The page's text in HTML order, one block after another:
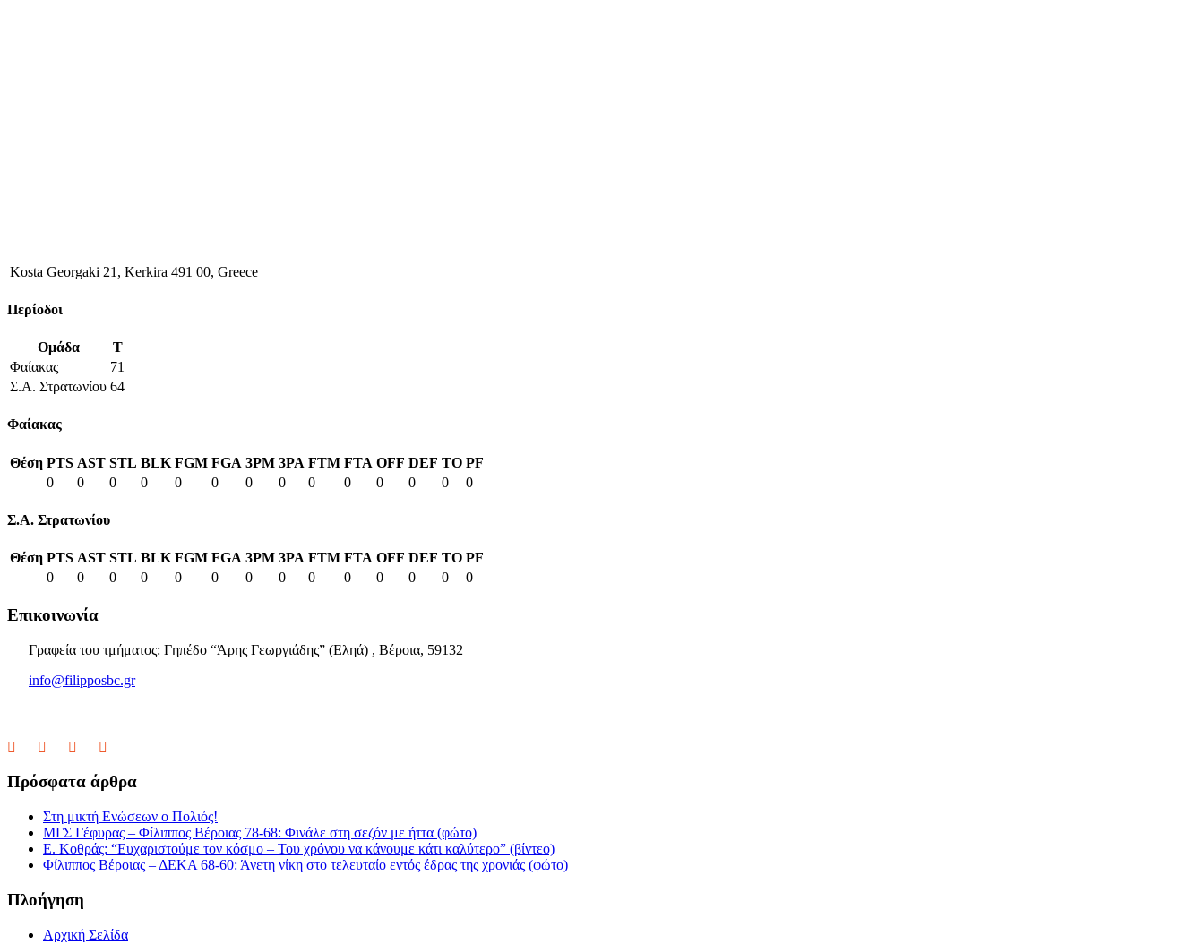
Kosta Georgaki 21, Kerkira 491 00, Greece
Περίοδοι
Ομάδα
T
Φαίακας
71
Σ.Α. Στρατωνίου 64
Φαίακας
Θέση PTS AST STL BLK FGM FGA 3PM 3PA FTM FTA OFF DEF TO PF
0
0 0 0 0 0 0 0 0 0 0 0 0 0
Σ.Α. Στρατωνίου
Θέση PTS AST STL BLK FGM FGA 3PM 3PA FTM FTA OFF DEF TO PF
0
0 0 0 0 0 0 0 0 0 0 0 0 0
Επικοινωνία
Γραφεία του τμήματος: Γηπέδο “Άρης Γεωργιάδης” (Εληά) , Βέροια, 59132
info@filipposbc.gr
Πρόσφατα άρθρα
Στη μικτή Ενώσεων ο Πολιός!
ΜΓΣ Γέφυρας – Φίλιππος Βέροιας 78-68: Φινάλε στη σεζόν με ήττα (φώτο)
Ε. Κοθράς: “Ευχαριστούμε τον κόσμο – Του χρόνου να κάνουμε κάτι καλύτερο” (βίντεο)
Φίλιππος Βέροιας – ΔΕΚΑ 68-60: Άνετη νίκη στο τελευταίο εντός έδρας της χρονιάς (φώτο)
Πλοήγηση
Αρχική Σελίδα